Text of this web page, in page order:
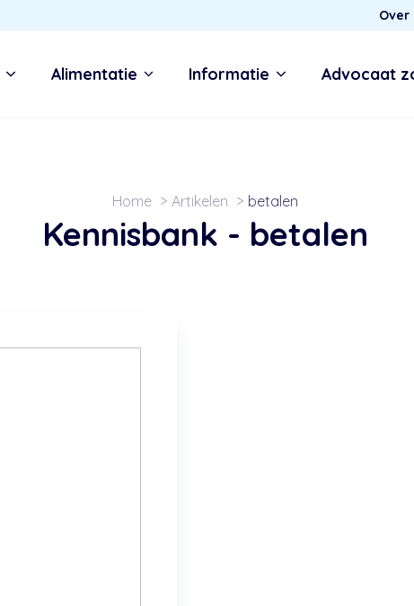
Over
Alimentatie Informatie Advocaat
Home Artikelen betalen
Kennisbank - betalen